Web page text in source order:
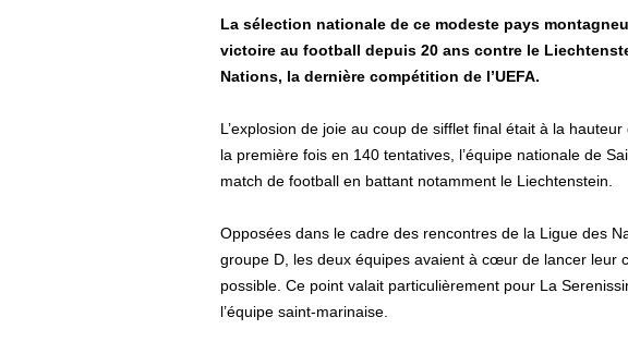
La sélection nationale de ce modeste pays
victoire au football depuis 20 ans contre le
Nations, la dernière compétition de l’UEFA.
L’explosion de joie au coup de sifflet final était à la
la première fois en 140 tentatives, l’équipe nationale de
match de football en battant notamment le Liechtenstein.
Opposées dans le cadre des rencontres de la Ligue des
groupe D, les deux équipes avaient à cœur de lancer leur
possible. Ce point valait particulièrement pour La
l’équipe saint-marinaise.